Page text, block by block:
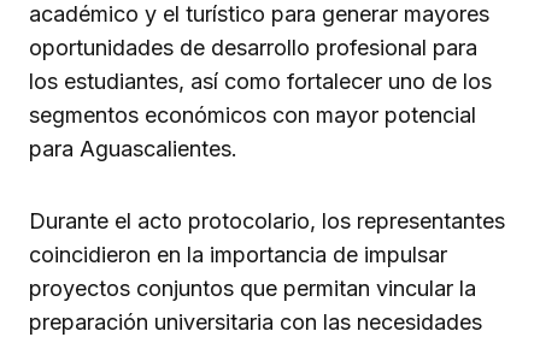
académico y el turístico para generar mayores
oportunidades de desarrollo profesional para
los estudiantes, así como fortalecer uno de los
segmentos económicos con mayor potencial
para Aguascalientes.
Durante el acto protocolario, los representantes
coincidieron en la importancia de impulsar
proyectos conjuntos que permitan vincular la
preparación universitaria con las necesidades